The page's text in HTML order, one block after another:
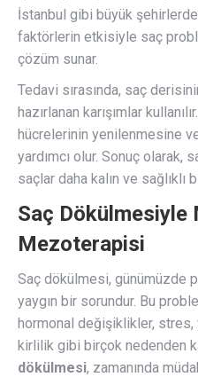
İstanbul gibi büyük
faktörlerin etkisiyle saç
çözüm sunar.
Tedavi sırasında, saç
hazırlanan karışımlar
hücrelerinin yenilenmesine ve
yardımcı olur. Sonuç olarak,
saçlar daha kalın ve sağlıklı
Saç Dökülmesiyle
Mezoterapisi
Saç dökülmesi, günümüzde
yaygın bir sorundur. Bu
hormonal değişiklikler,
kirlilik gibi birçok nedenden
dökülmesi, zamanında